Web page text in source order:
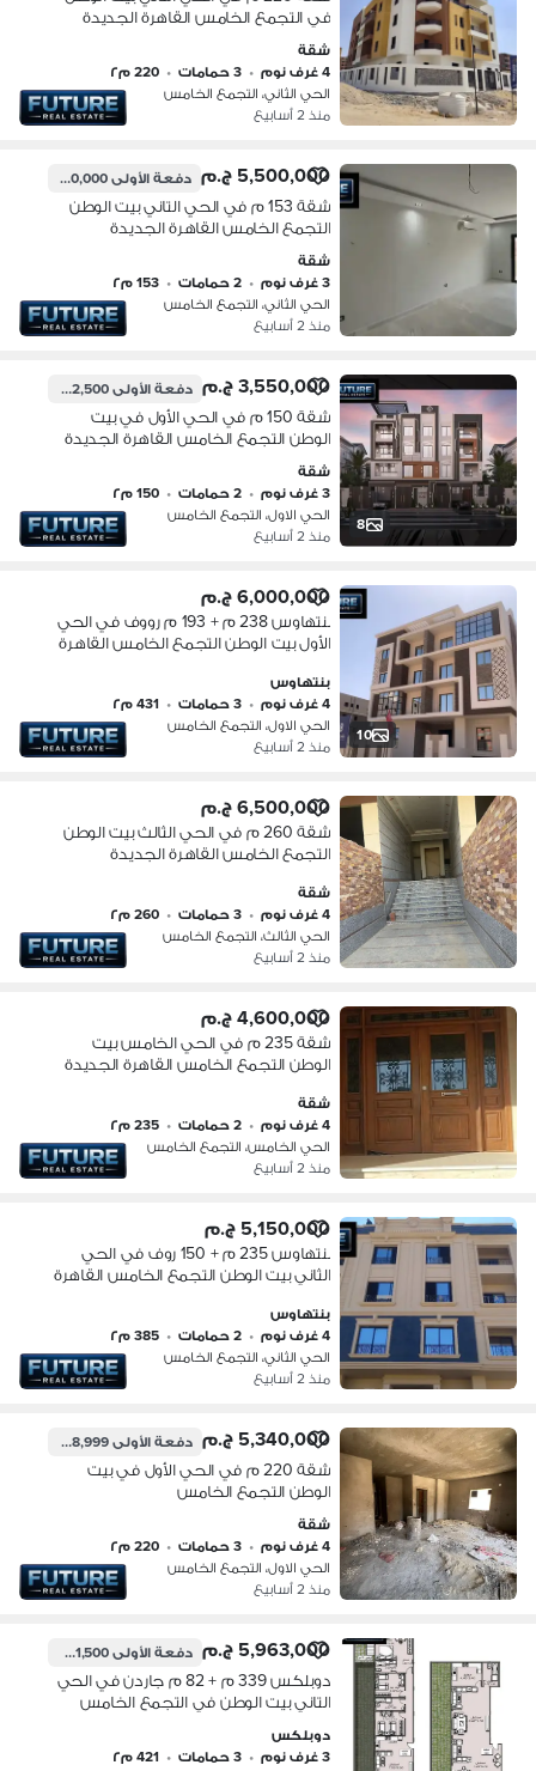
في التجمع الخامس القاهرة الجديدة
شقة
4 غرف نوم
• 3 حمامات • 220 م٢
الحي الثاني، التجمع الخامس
منذ 2 أسابيع
5,500,000 ج.م دفعة الأولى2,750,000 ج.م
شقة 153 م في الحي التاني بيت الوطن
التجمع الخامس القاهرة الجديدة
شقة
3 غرف نوم
• 2 حمامات • 153 م٢
الحي الثاني، التجمع الخامس
منذ 2 أسابيع
8
3,550,000 ج.م دفعة الأولى1,242,500 ج.م
شقة 150 م في الحي الأول في بيت
الوطن التجمع الخامس القاهرة الجديدة
شقة
3 غرف نوم
• 2 حمامات • 150 م٢
الحي الاول، التجمع الخامس
منذ 2 أسابيع
10
6,000,000 ج.م
بنتهاوس 238 م + 193 م رووف في الحي
الأول بيت الوطن التجمع الخامس القاهرة
بنتهاوس
4 غرف نوم
• 3 حمامات • 431 م٢
الحي الاول، التجمع الخامس
منذ 2 أسابيع
6,500,000 ج.م
شقة 260 م في الحي الثالث بيت الوطن
التجمع الخامس القاهرة الجديدة
شقة
4 غرف نوم
• 3 حمامات • 260 م٢
الحي الثالث، التجمع الخامس
منذ 2 أسابيع
4,600,000 ج.م
شقة 235 م في الحي الخامس بيت
الوطن التجمع الخامس القاهرة الجديدة
شقة
4 غرف نوم
• 2 حمامات • 235 م٢
الحي الخامس، التجمع الخامس
منذ 2 أسابيع
5,150,000 ج.م
بنتهاوس 235 م + 150 روف في الحي
الثاني بيت الوطن التجمع الخامس القاهرة
بنتهاوس
4 غرف نوم
• 2 حمامات • 385 م٢
الحي الثاني، التجمع الخامس
منذ 2 أسابيع
5,340,000 ج.م دفعة الأولى1,868,999 ج.م
شقة 220 م في الحي الأول في بيت
الوطن التجمع الخامس
شقة
4 غرف نوم
• 3 حمامات • 220 م٢
الحي الاول، التجمع الخامس
منذ 2 أسابيع
5,963,000 ج.م دفعة الأولى2,981,500 ج.م
دوبلكس 339 م + 82 م جاردن في الحي
التاني بيت الوطن في التجمع الخامس
دوبلكس
3 غرف نوم
• 3 حمامات • 421 م٢